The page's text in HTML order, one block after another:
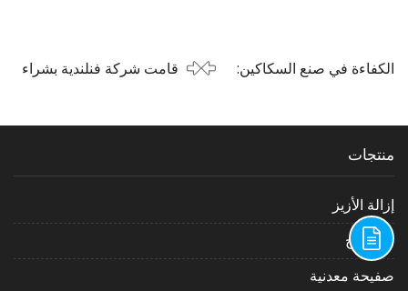
الكفاءة في صنع السكاكين:
قامت شركة فنلندية بشراء
منتجات
إزالة الأزيز
الة النفخ
صفيحة معدنية